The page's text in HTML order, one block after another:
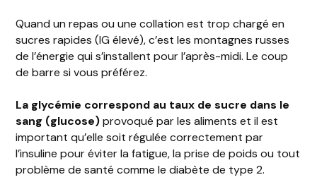
Quand un repas ou une collation est trop chargé en
sucres rapides (IG élevé), c’est les montagnes russes
de l’énergie qui s’installent pour l’après-midi. Le coup
de barre si vous préférez.
La glycémie correspond au taux de sucre dans le
sang (glucose)provoqué par les aliments et il est
important qu’elle soit régulée correctement par
l’insuline pour éviter la fatigue, la prise de poids ou tout
problème de santé comme le diabète de type 2.